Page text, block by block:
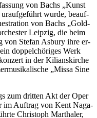
von Bachs „Kunst
wur­de, be­auf­
von Bachs „Gold­
Leip­zig, die beim
von Ste­fan Asbu­ry ihre er­
dop­pel­chö­ri­ges Werk
in der Ki­li­ans­kir­che
„Mis­sa Sine
zum drit­ten Akt der Oper
im Auf­trag von Kent Na­ga­
Chris­toph Mar­tha­ler,